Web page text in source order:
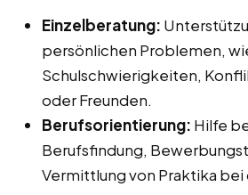
Einzelberatung:
persönlichen Problemen,
Schulschwierigkeiten,
oder Freunden.
Berufsorientierung: Hilfe
Berufsfindung,
Vermittlung von Praktika bei